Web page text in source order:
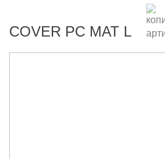
COVER PC MAT L